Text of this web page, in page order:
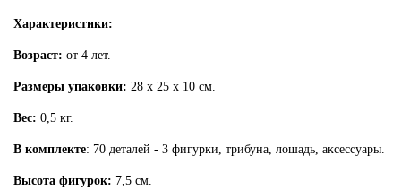
Характеристики:
Возраст: от 4 лет.
Размеры упаковки: 28 х 25 х 10 см.
Вес: 0,5 кг.
В комплекте: 70 деталей - 3 фигурки, трибуна, лошадь, аксессуары.
Высота фигурок: 7,5 см.